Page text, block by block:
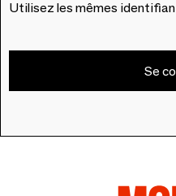
Utilisez les mêmes
Se